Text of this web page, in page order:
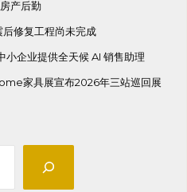
产后勤
后修复工程尚未完成
企业提供全天候 AI 销售助理
家具展宣布2026年三站巡回展